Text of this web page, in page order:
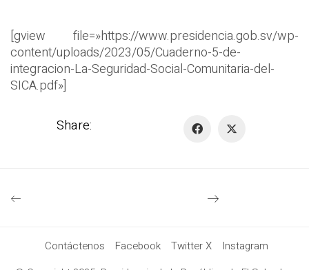
[gview file=»https://www.presidencia.gob.sv/wp-
content/uploads/2023/05/Cuaderno-5-de-
integracion-La-Seguridad-Social-Comunitaria-del-
SICA.pdf»]
Share:
Contáctenos Facebook Twitter X
Instagram